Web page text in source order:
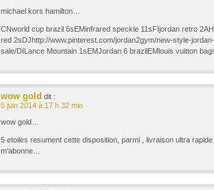
michael kors hamilton…
CNworld cup brazil 6sEMinfrared speckle 11sFIjordan retro
red 2sDJhttp://www.pinterest.com/jordan2gym/new-style-
sale/DILance Mountain 1sEMJordan 6 brazilEMlouis vuitton
wow gold dit :
5 juin 2014 à 17 h 32 min
wow gold…
5 etoiles resument cette disposition, parmi , livraison ultra
m’abonne…